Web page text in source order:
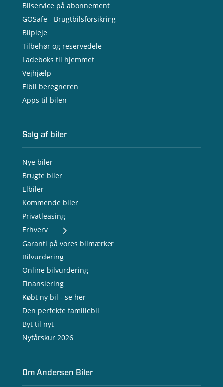
Bilservice på abonnement
GOSafe - Brugtbilsforsikring
Bilpleje
Tilbehør og reservedele
Ladeboks til hjemmet
Vejhjælp
Elbil beregneren
Apps til bilen
Salg af biler
Nye biler
Brugte biler
Elbiler
Kommende biler
Privatleasing
Erhverv
- Nye varebiler
- Brugte varebiler
- Erhvervsleasing
- Testkørsel
- Serviceaftale
- Opladning
Garanti på vores bilmærker
Bilvurdering
Online bilvurdering
Finansiering
Købt ny bil - se her
Den perfekte familiebil
Byt til nyt
Nytårskur 2026
Om Andersen Biler